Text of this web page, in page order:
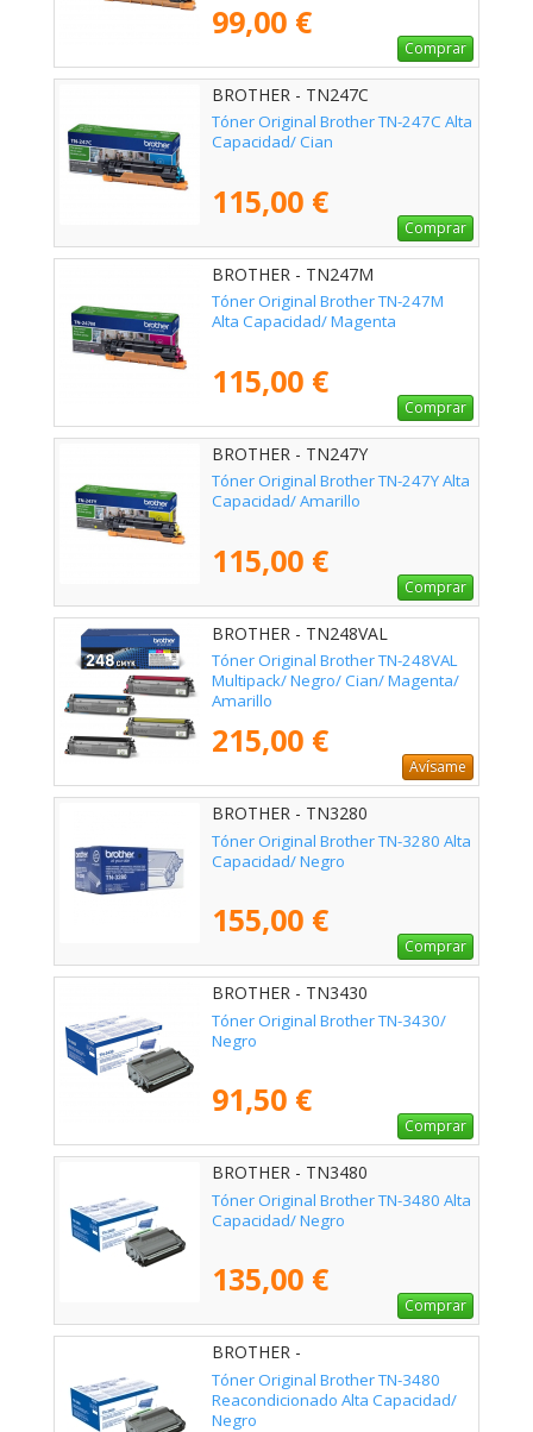
99,00 €
Comprar
BROTHER - TN247C
Tóner Original Brother TN-247C Alta
Capacidad/ Cian
115,00 €
Comprar
BROTHER - TN247M
Tóner Original Brother TN-247M
Alta Capacidad/ Magenta
115,00 €
Comprar
BROTHER - TN247Y
Tóner Original Brother TN-247Y Alta
Capacidad/ Amarillo
115,00 €
Comprar
BROTHER - TN248VAL
Tóner Original Brother TN-248VAL
Multipack/ Negro/ Cian/ Magenta/
Amarillo
215,00 €
Avísame
BROTHER - TN3280
Tóner Original Brother TN-3280 Alta
Capacidad/ Negro
155,00 €
Comprar
BROTHER - TN3430
Tóner Original Brother TN-3430/
Negro
91,50 €
Comprar
BROTHER - TN3480
Tóner Original Brother TN-3480 Alta
Capacidad/ Negro
135,00 €
Comprar
BROTHER -
Tóner Original Brother TN-3480
Reacondicionado Alta Capacidad/
Negro